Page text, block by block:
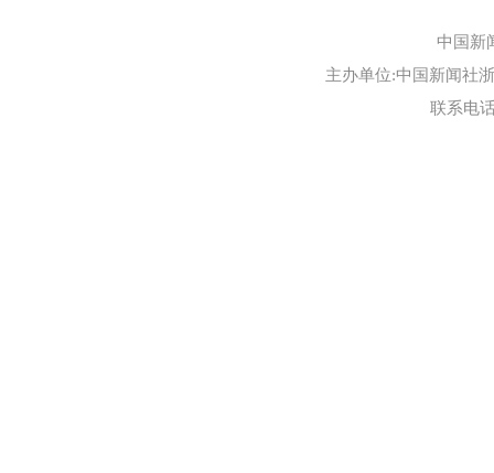
中国新
主办单位:中国新闻社
联系电